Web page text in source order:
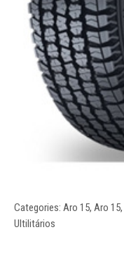
Categories: Aro 15, Aro 15,
Ultilitários